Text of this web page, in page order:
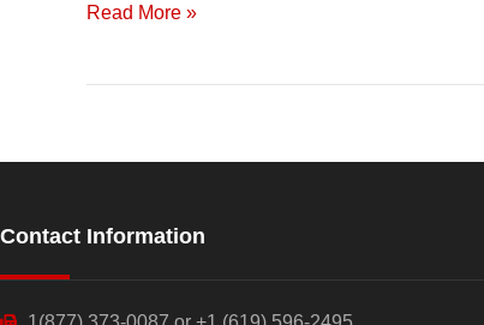
Read More »
Contact Information